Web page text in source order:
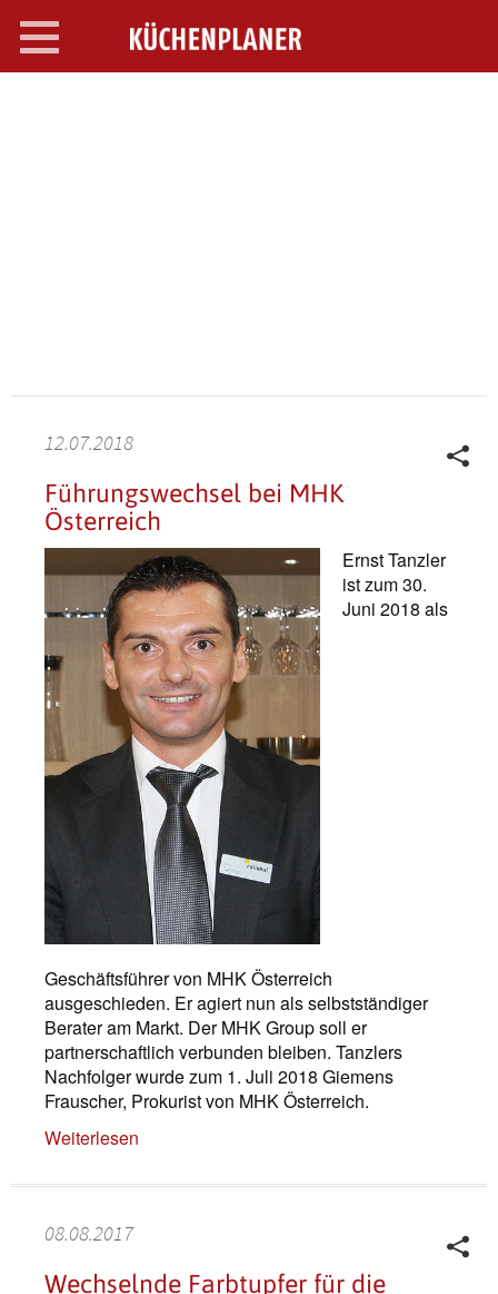
Toggle
navigation
12.07.2018
Führungswechsel bei MHK
Österreich
Ernst Tanzler
ist zum 30.
Juni 2018 als
Geschäftsführer von MHK Österreich
ausgeschieden. Er agiert nun als selbstständiger
Berater am Markt. Der MHK Group soll er
partnerschaftlich verbunden bleiben. Tanzlers
Nachfolger wurde zum 1. Juli 2018 Giemens
Frauscher, Prokurist von MHK Österreich.
Weiterlesen
08.08.2017
Wechselnde Farbtupfer für die